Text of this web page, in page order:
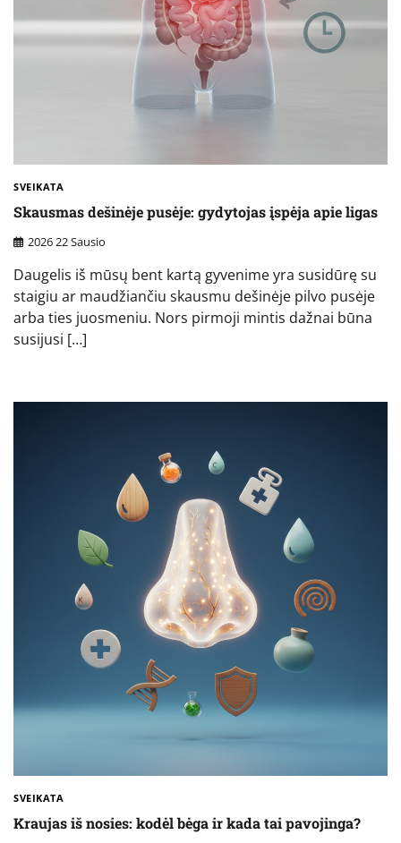
SVEIKATA
Skausmas dešinėje pusėje: gydytojas įspėja apie ligas
2026 22 Sausio
Daugelis iš mūsų bent kartą gyvenime yra susidūrę su
staigiu ar maudžiančiu skausmu dešinėje pilvo pusėje
arba ties juosmeniu. Nors pirmoji mintis dažnai būna
susijusi […]
SVEIKATA
Kraujas iš nosies: kodėl bėga ir kada tai pavojinga?